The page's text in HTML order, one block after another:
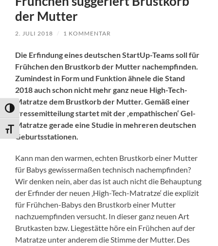
Umschalten auf hohe Kontraste
Schrift vergrößern
der Mutter
2. JULI 2018 / 1 KOMMENTAR
Die Erfindung eines deutschen StartUp-Teams soll für
Frühchen den Brustkorb der Mutter nachempfinden.
Zumindest in Form und Funktion ähnele die Stand
2018 auch schon nicht mehr ganz neue High-Tech-
Matratze dem Brustkorb der Mutter. Gemäß einer
Pressemitteilung startet mit der ‚empathischen‘ Gel-
Matratze gerade eine Studie in mehreren deutschen
Geburtsstationen.
Kann man den warmen, echten Brustkorb einer Mutter
für Babys gewissermaßen technisch nachempfinden?
Wir denken nein, aber das ist auch nicht die Behauptung
der Erfinder der neuen ‚High-Tech-Matratze‘ die explizit
für Frühchen-Babys den Brustkorb einer Mutter
nachzuempfinden versucht. In dieser ganz neuen Art
Brutkasten bzw. Liegestätte höre ein Frühchen auf der
Matratze unter anderem die Stimme der Mutter. Des